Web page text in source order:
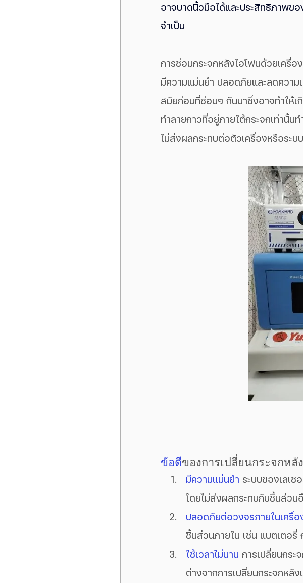
อาจบาดนิ้วมือได้และประสิทธิภาพข
จำเป็น
การซ่อมกระจกหลังไอโฟนด้วยเครื่อ
มีความแม่นยำ ปลอดภัยและลดควา
สมัยก่อนที่ซ่อมๆ กันมาซึ่งอาจทำให้เ
ทำลายกาวที่อยู่ภายใต้กระจกเท่านั้น
ไม่ส่งผลกระทบต่อตัวเครื่องหรือระบ
ข้อดีของการเปลี่ยนกระจกหลั
มีความแม่นยำ ระบบของเลเซ
โดยไม่ส่งผลกระทบกับชิ้นส่วน
ปลอดภัยต่อวงจรภายในเครื่อ
ชิ้นส่วนภายใน เช่น แบตเตอรี่
ใช้เวลาไม่นาน การเปลี่ยนกระ
ต่างจากการเปลี่ยนกระจกหลัง